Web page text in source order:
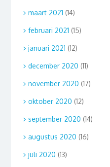
maart 2021 (14)
februari 2021 (15)
januari 2021 (12)
december 2020 (11)
november 2020 (17)
oktober 2020 (12)
september 2020 (14)
augustus 2020 (16)
juli 2020 (13)